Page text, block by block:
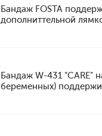
Бандаж FOSTA
дополниттельной
Бандаж W-431 "CARE"
беременных)